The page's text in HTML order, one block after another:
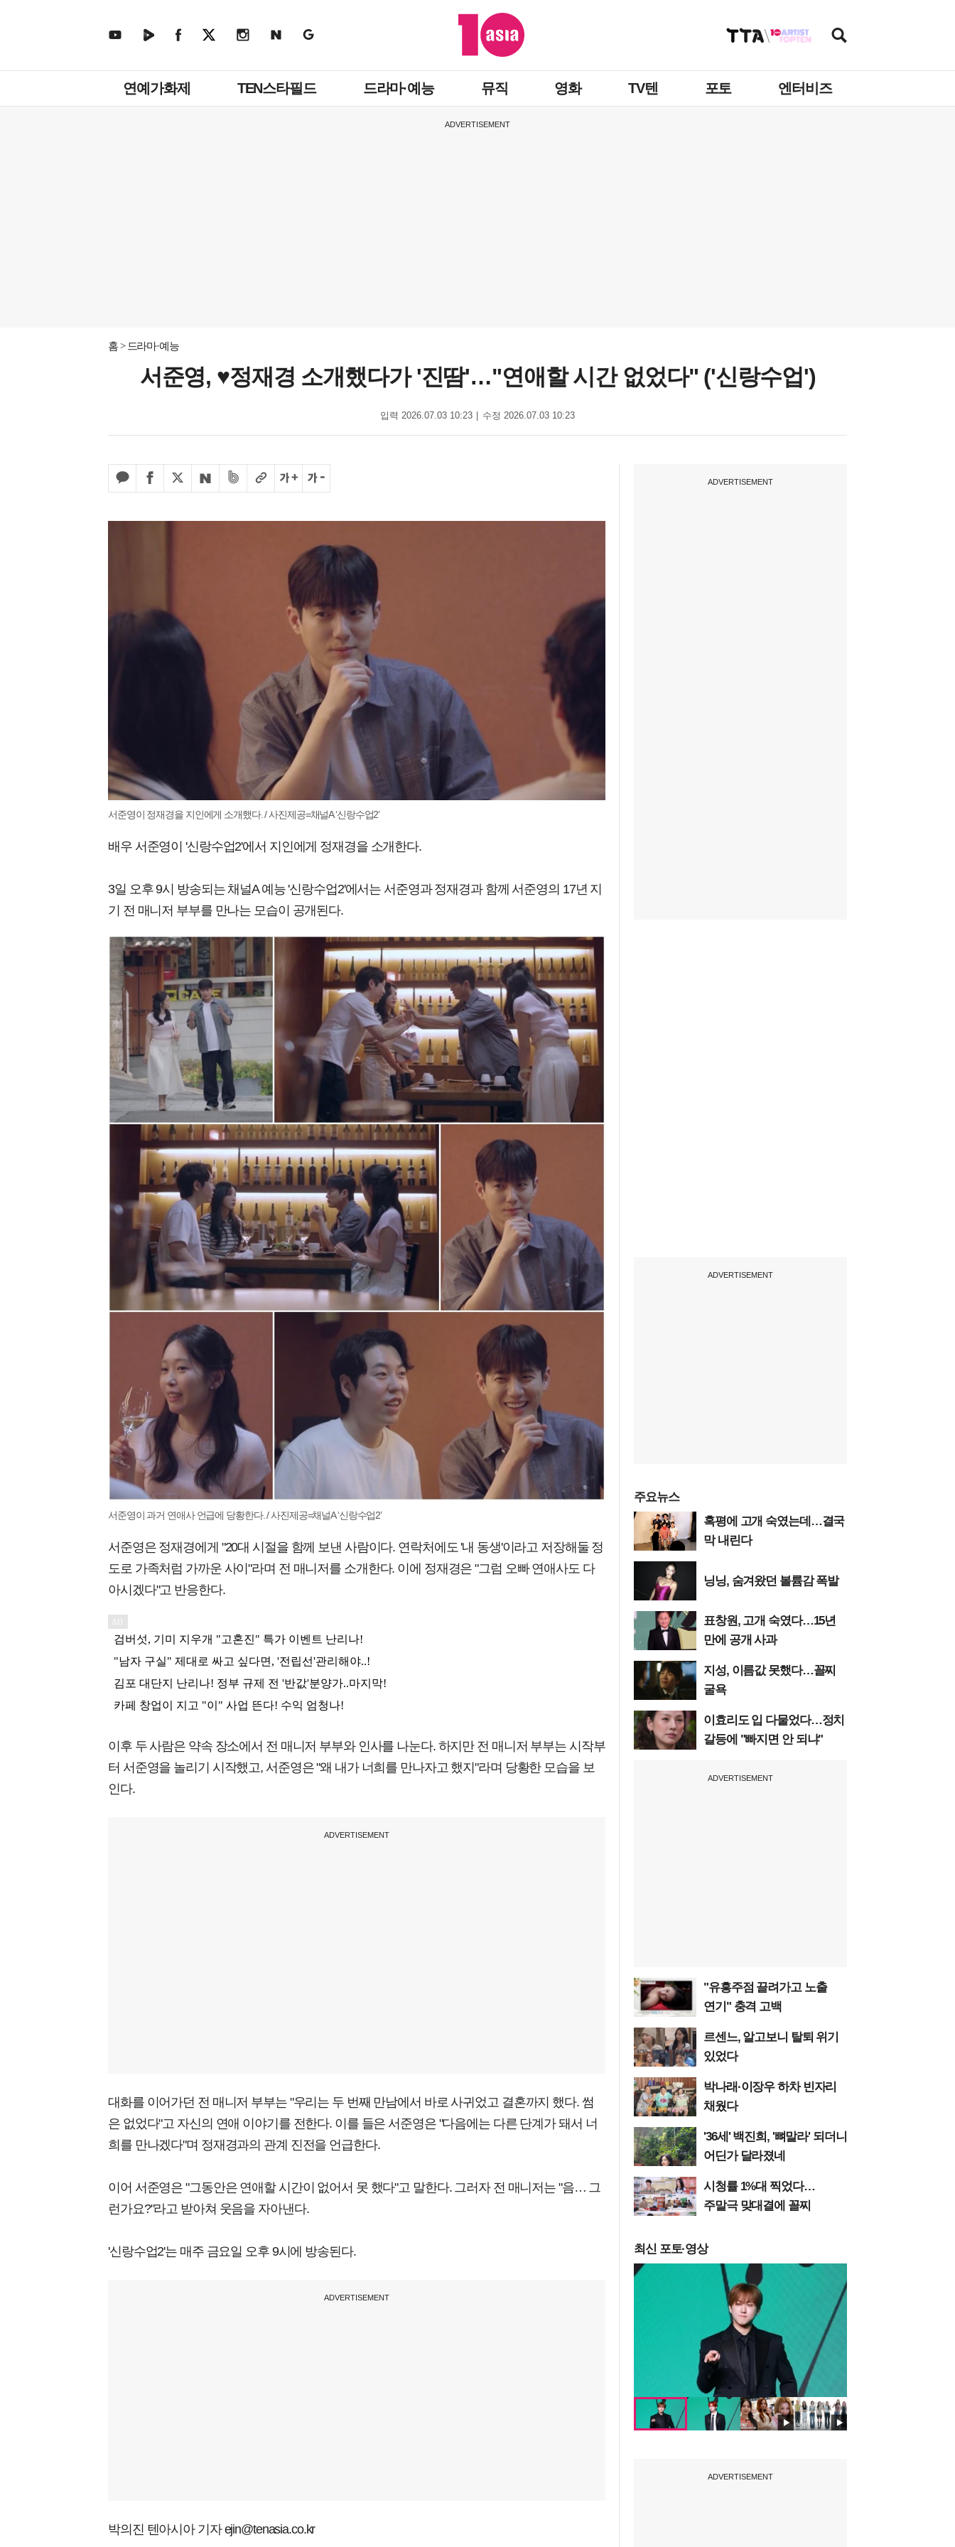
뉴
연예가화제 TEN스타필드 드라마·예능 뮤직 영화 TV텐 포토 엔터비즈
ADVERTISEMENT
홈 드라마·예능
서준영, ♥정재경 소개했다가 '진땀'…"연애할 시간 없었다" ('신랑수업')
입력 2026.07.03 10:23 수정 2026.07.03 10:23
서준영이 정재경을 지인에게 소개했다. / 사진제공=채널A ‘신랑수업2’
배우 서준영이 '신랑수업2'에서 지인에게 정재경을 소개한다.
3일 오후 9시 방송되는 채널A 예능 '신랑수업2'에서는 서준영과 정재경과 함께 서준영의 17년 지
기 전 매니저 부부를 만나는 모습이 공개된다.
서준영이 과거 연애사 언급에 당황한다. / 사진제공=채널A ‘신랑수업2’
서준영은 정재경에게 "20대 시절을 함께 보낸 사람이다. 연락처에도 '내 동생'이라고 저장해둘 정
도로 가족처럼 가까운 사이"라며 전 매니저를 소개한다. 이에 정재경은 "그럼 오빠 연애사도 다
아시겠다"고 반응한다.
이후 두 사람은 약속 장소에서 전 매니저 부부와 인사를 나눈다. 하지만 전 매니저 부부는 시작부
터 서준영을 놀리기 시작했고, 서준영은 "왜 내가 너희를 만나자고 했지"라며 당황한 모습을 보
인다.
ADVERTISEMENT
대화를 이어가던 전 매니저 부부는 "우리는 두 번째 만남에서 바로 사귀었고 결혼까지 했다. 썸
은 없었다"고 자신의 연애 이야기를 전한다. 이를 들은 서준영은 "다음에는 다른 단계가 돼서 너
희를 만나겠다"며 정재경과의 관계 진전을 언급한다.
이어 서준영은 "그동안은 연애할 시간이 없어서 못 했다"고 말한다. 그러자 전 매니저는 "음… 그
런가요?"라고 받아쳐 웃음을 자아낸다.
'신랑수업2'는 매주 금요일 오후 9시에 방송된다.
ADVERTISEMENT
박의진 텐아시아 기자 ejin@tenasia.co.kr
ADVERTISEMENT
ADVERTISEMENT
주요뉴스
혹평에 고개 숙였는데…결국
막 내린다
닝닝, 숨겨왔던 볼륨감 폭발
표창원, 고개 숙였다…15년
만에 공개 사과
지성, 이름값 못했다…꼴찌
굴욕
이효리도 입 다물었다…정치
갈등에 "빠지면 안 되냐"
ADVERTISEMENT
"유흥주점 끌려가고 노출
연기" 충격 고백
르센느, 알고보니 탈퇴 위기
있었다
박나래·이장우 하차 빈자리
채웠다
'36세' 백진희, '뼈말라' 되더니
어딘가 달라졌네
시청률 1%대 찍었다…
주말극 맞대결에 꼴찌
최신 포토·영상
ADVERTISEMENT